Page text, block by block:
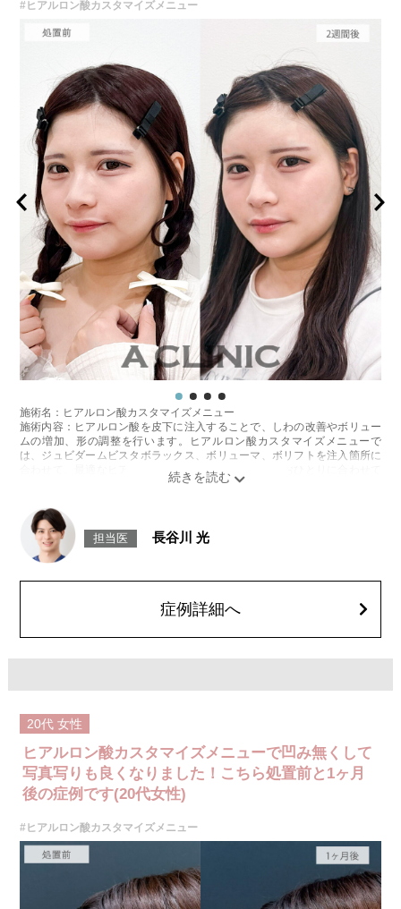
#ヒアルロン酸カスタマイズメニュー
施術名：ヒアルロン酸カスタマイズメニュー
施術内容：ヒアルロン酸を皮下に注入することで、しわの改善やボリュー
ムの増加、形の調整を行います。ヒアルロン酸カスタマイズメニューで
は、ジュビダームビスタボラックス、ボリューマ、ボリフトを注入箇所に
合わせて、最適なヒアルロン酸を医師が患者様お一人おひとりに合わせて
リスク、副作用：腫れ、赤み、内出血、痛み、突っ張り感などが生じるこ
とがございます。また、稀にアレルギー、細菌感染症、血管閉塞などが生
じることがございます。注入箇所を強く刺激するようなマッサージは1〜2
週間ほどお控えください。
オプション：表面麻酔 3,300円(税込)、笑気麻酔 3,300円(税込)
担当医 長谷川 光
症例詳細へ
20代 女性
ヒアルロン酸カスタマイズメニューで凹み無くして
写真写りも良くなりました！こちら処置前と1ヶ月
後の症例です(20代女性)
#ヒアルロン酸カスタマイズメニュー